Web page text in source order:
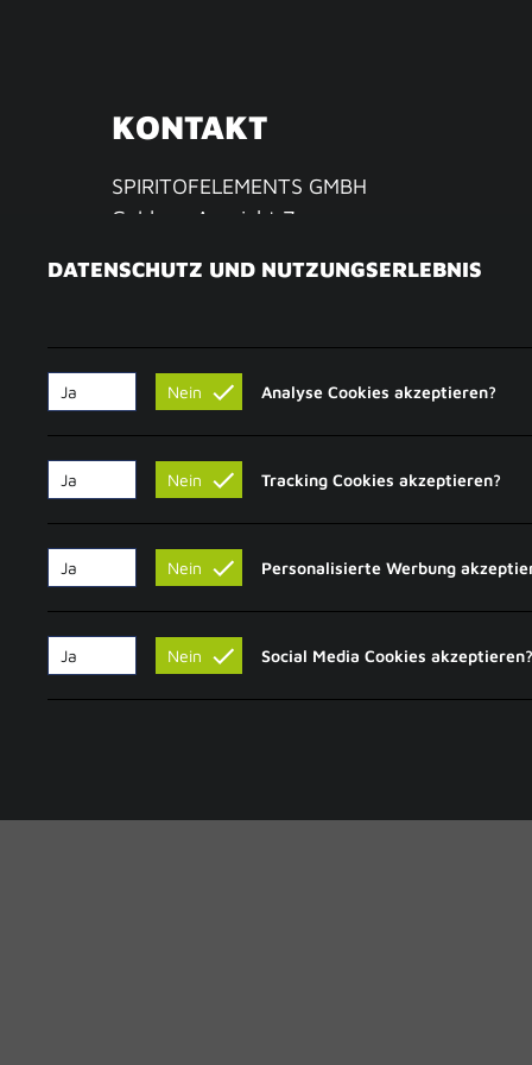
KONTAKT
SPIRITOFELEMENTS GMBH
Goldene Aussicht 7
GERMANY
Fax: +49 37383 68762
EMail:support@carversparadise.com
SERVICE
Versandkosten
Widerrufsrecht
Impressum
Design&Datenbank
DATENSCHUTZ UND NUTZUNGSERLEBNIS
Ja Nein Analyse Cookies akzeptieren?
Ja Nein Tracking Cookies akzeptieren?
Ja Nein Personalisierte Werbung
Ja Nein Social Media Cookies akzeptieren?